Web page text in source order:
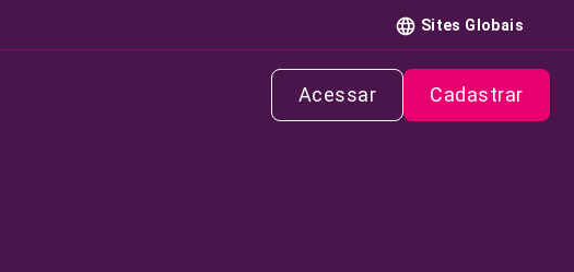
Sites Globais
Acessar Cadastrar